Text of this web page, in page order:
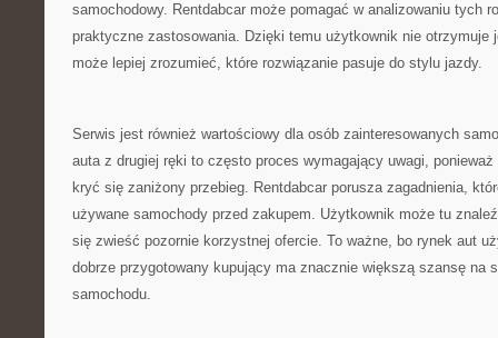
samochodowy. Rentdabcar może pomagać w analizowaniu tych
praktyczne zastosowania. Dzięki temu użytkownik nie otrzymuje
może lepiej zrozumieć, które rozwiązanie pasuje do stylu jazdy.
Serwis jest również wartościowy dla osób zainteresowanych
auta z drugiej ręki to często proces wymagający uwagi,
kryć się zaniżony przebieg. Rentdabcar porusza zagadnienia,
używane samochody przed zakupem. Użytkownik może tu
się zwieść pozornie korzystnej ofercie. To ważne, bo rynek aut
dobrze przygotowany kupujący ma znacznie większą szansę na
samochodu.